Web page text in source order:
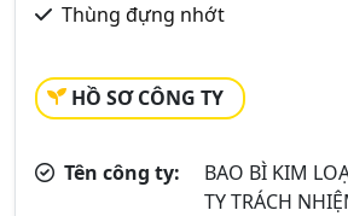
Thùng đựng nhớt
HỒ SƠ CÔNG TY
Tên công ty:
BAO BÌ KIM
TY TRÁCH